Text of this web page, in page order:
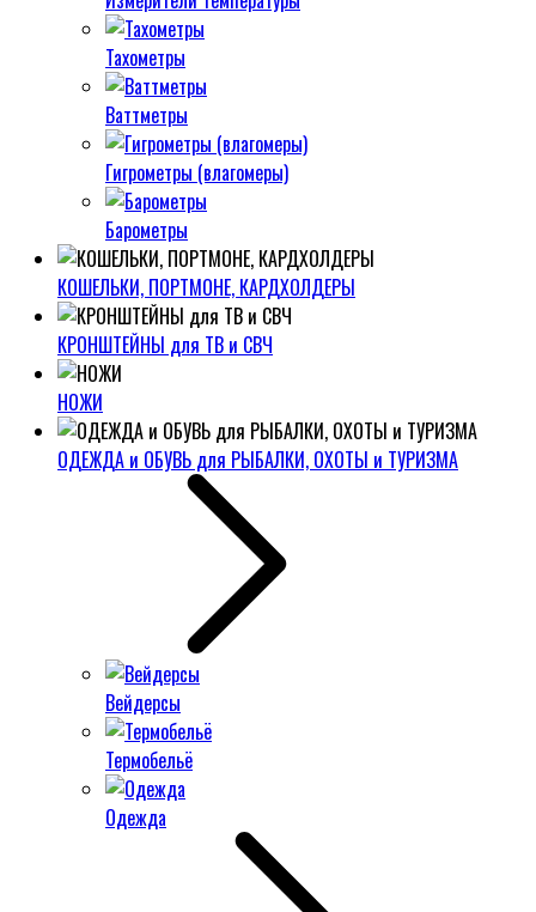
Тахометры
Ваттметры
Гигрометры (влагомеры)
Барометры
КОШЕЛЬКИ, ПОРТМОНЕ, КАРДХОЛДЕРЫ
КРОНШТЕЙНЫ для ТВ и СВЧ
НОЖИ
ОДЕЖДА и ОБУВЬ для РЫБАЛКИ, ОХОТЫ и ТУРИЗМА
Вейдерсы
Термобельё
Одежда